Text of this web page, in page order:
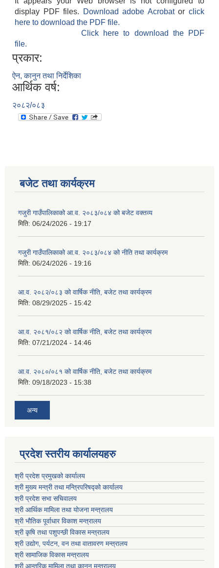
display PDF files.
Download adobe Acrobatorclick
here to download the PDF file.
Click here to download the PDF
file.
प्रकार:
ऐन, कानुन तथा निर्देशिका
आर्थिक वर्ष:
२०८२/०८३
बजेट तथा कार्यक्रम
गजुरी गाउँपालिकाको आ.व. २०८३/०८४ को बजेट वक्तव्य
मिति: 06/24/2026 - 19:17
गजुरी गाउँपालिकाको आ.व. २०८३/०८४ को नीति तथा कार्यक्रम
मिति: 06/24/2026 - 19:16
आ.व. २०८२/०८३ को वार्षिक नीति, बजेट तथा कार्यक्रम
मिति: 08/29/2025 - 15:42
आ.व. २०८१/०८२ को वार्षिक नीति, बजेट तथा कार्यक्रम
मिति: 07/21/2024 - 14:46
आ.व. २०८०/०८१ को वार्षिक नीति, बजेट तथा कार्यक्रम
मिति: 09/18/2023 - 15:38
अन्य
प्रदेश स्तरीय कार्यालयहरु
श्री प्रदेश प्रमुखको कार्यालय
श्री मुख्य मन्त्री तथा मन्त्रिपरिषद्को कार्यालय
श्री प्रदेश सभा सचिवालय
श्री आर्थिक मामिला तथा योजना मन्त्रालय
श्री भौतिक पूर्वाधार विकाश मन्त्रालय
श्री कृषि तथा पशुपन्छी विकास मन्त्रालय
श्री उद्योग, पर्यटन, वन तथा वातावरण मन्त्रालय
श्री सामाजिक विकास मन्त्रालय
श्री आन्तरिक मामिला तथा कानून मन्त्रालय